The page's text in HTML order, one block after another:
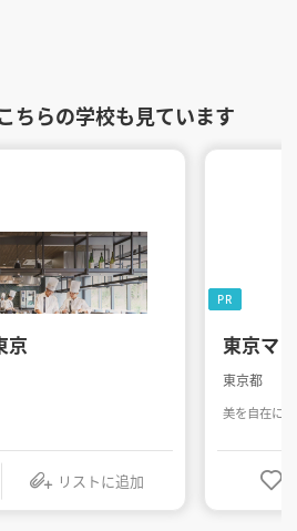
ちらの学校も見ています
京
リストに追加
東京マ
東京都
美を自在に
PR